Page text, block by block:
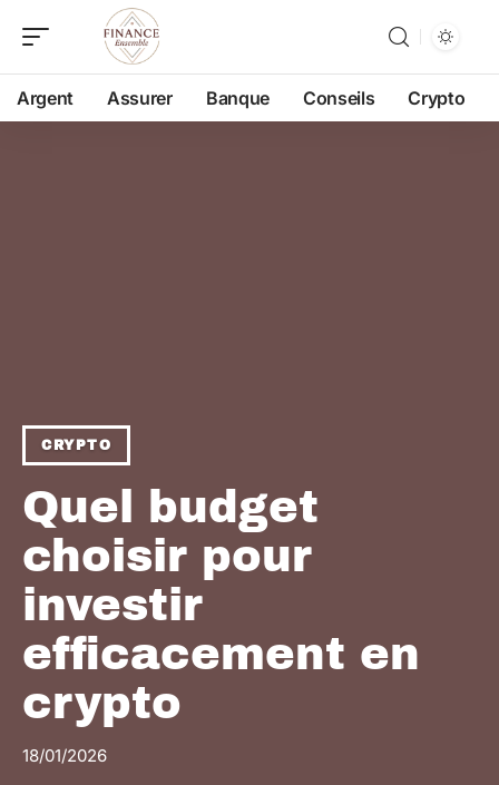
Argent Assurer Banque Conseils Crypto
CRYPTO
Quel budget
choisir pour
investir
efficacement en
crypto
18/01/2026